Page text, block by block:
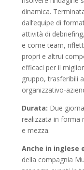
dinamica.
dall’equipe di
attività di
e come team,
propri e altrui
efficaci per il
gruppo, trasferibili
organizzativo-
Durata: Due
realizzata in forma
e mezza.
Anche in inglese
della compagnia